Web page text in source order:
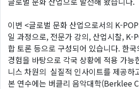
이번 <글로벌 문화 산업으로서의 K-
일 과정으로, 전문가 강의, 산업시찰, K-
합 토론 등으로 구성되어 있습니다. 한
경험을 바탕으로 각국 상황에 적용 가능
니스 차원의 실질적 인사이트를 제공하
본 연수에는 버클리 음악대학(Berklee